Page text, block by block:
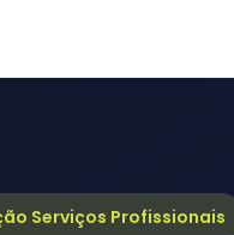
Serviços Profissionais